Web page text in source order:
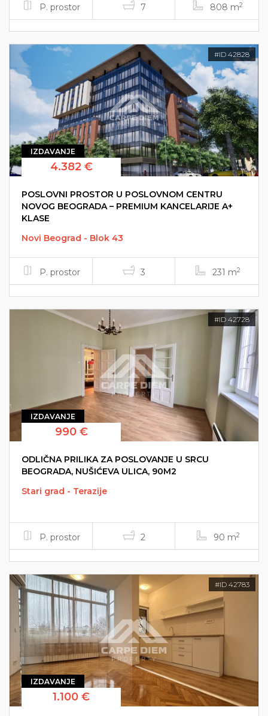
P. prostor 7 808 m2
#ID 42828
IZDAVANJE
4.382 €
POSLOVNI PROSTOR U POSLOVNOM CENTRU
NOVOG BEOGRADA – PREMIUM KANCELARIJE A+
KLASE
Novi Beograd - Blok 43
P. prostor 3 231 m2
#ID 42728
IZDAVANJE
990 €
ODLIČNA PRILIKA ZA POSLOVANJE U SRCU
BEOGRADA, NUŠIĆEVA ULICA, 90M2
Stari grad - Terazije
P. prostor 2 90 m2
#ID 42783
IZDAVANJE
1.100 €